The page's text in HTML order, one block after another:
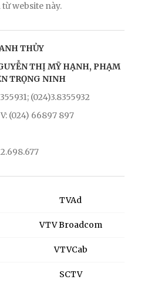
website này.
THỦY
THỊ MỸ HẠNH, PHẠM
TRỌNG NINH
(024)3.8355932
(024) 66897 897
TVAd
VTV Broadcom
VTVCab
SCTV